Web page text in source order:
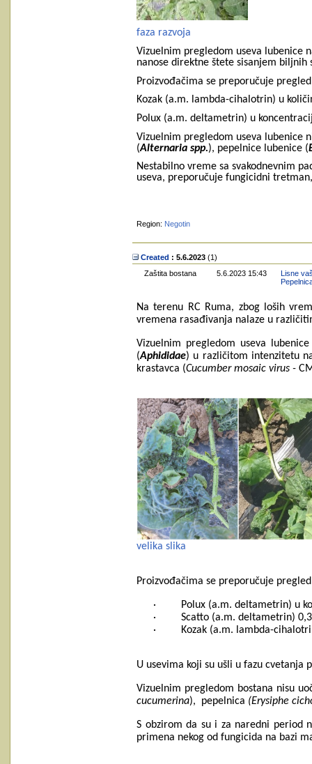
faza razvoja
Vizuelnim pregledom useva lubenice
nanose direktne štete sisanjem biljnih
Proizvođačima se preporučuje
Kozak (a.m. lambda-cihalotrin) u
Polux (a.m. deltametrin) u
Vizuelnim pregledom useva lubenice
(Alternaria spp.), pepelnice lubenice (
Nestabilno vreme sa svakodnevnim
useva, preporučuje fungicidni
Region: Negotin
Created : 5.6.2023 ‎(1)
Zaštita bostana
5.6.2023 15:43
Lisne
Na terenu RC Ruma, zbog loših
vremena rasađivanja nalaze u
Vizuelnim pregledom useva
(Aphididae) u različitom intenzitetu
krastavca (Cucumber mosaic virus -
velika slika
Proizvođačima se preporučuje
· Polux (a.m. deltametrin) u
· Scatto (a.m. deltametrin)
· Kozak (a.m. lambda-
U usevima koji su ušli u fazu
Vizuelnim pregledom bostana nisu
cucumerina), pepelnica (Erysiphe
S obzirom da su i za naredni period
primena nekog od fungicida na bazi